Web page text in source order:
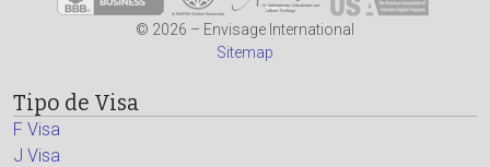
© 2026 – Envisage International
Sitemap
Tipo de Visa
F Visa
J Visa